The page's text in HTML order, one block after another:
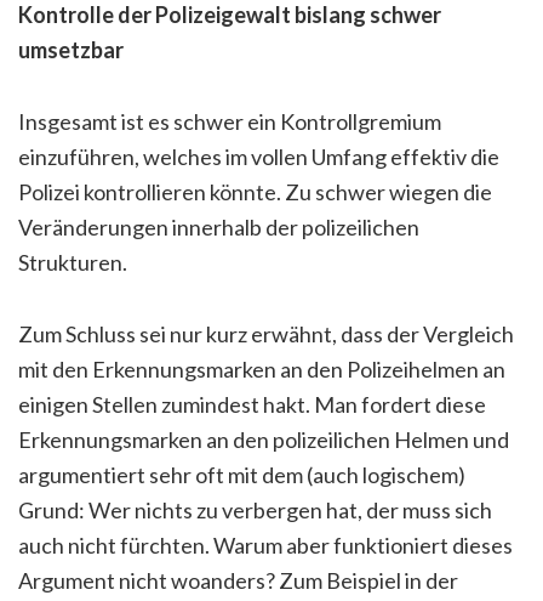
Kontrolle der Polizeigewalt bislang schwer
umsetzbar
Insgesamt ist es schwer ein Kontrollgremium
einzuführen, welches im vollen Umfang effektiv die
Polizei kontrollieren könnte. Zu schwer wiegen die
Veränderungen innerhalb der polizeilichen
Strukturen.
Zum Schluss sei nur kurz erwähnt, dass der Vergleich
mit den Erkennungsmarken an den Polizeihelmen an
einigen Stellen zumindest hakt. Man fordert diese
Erkennungsmarken an den polizeilichen Helmen und
argumentiert sehr oft mit dem (auch logischem)
Grund: Wer nichts zu verbergen hat, der muss sich
auch nicht fürchten. Warum aber funktioniert dieses
Argument nicht woanders? Zum Beispiel in der